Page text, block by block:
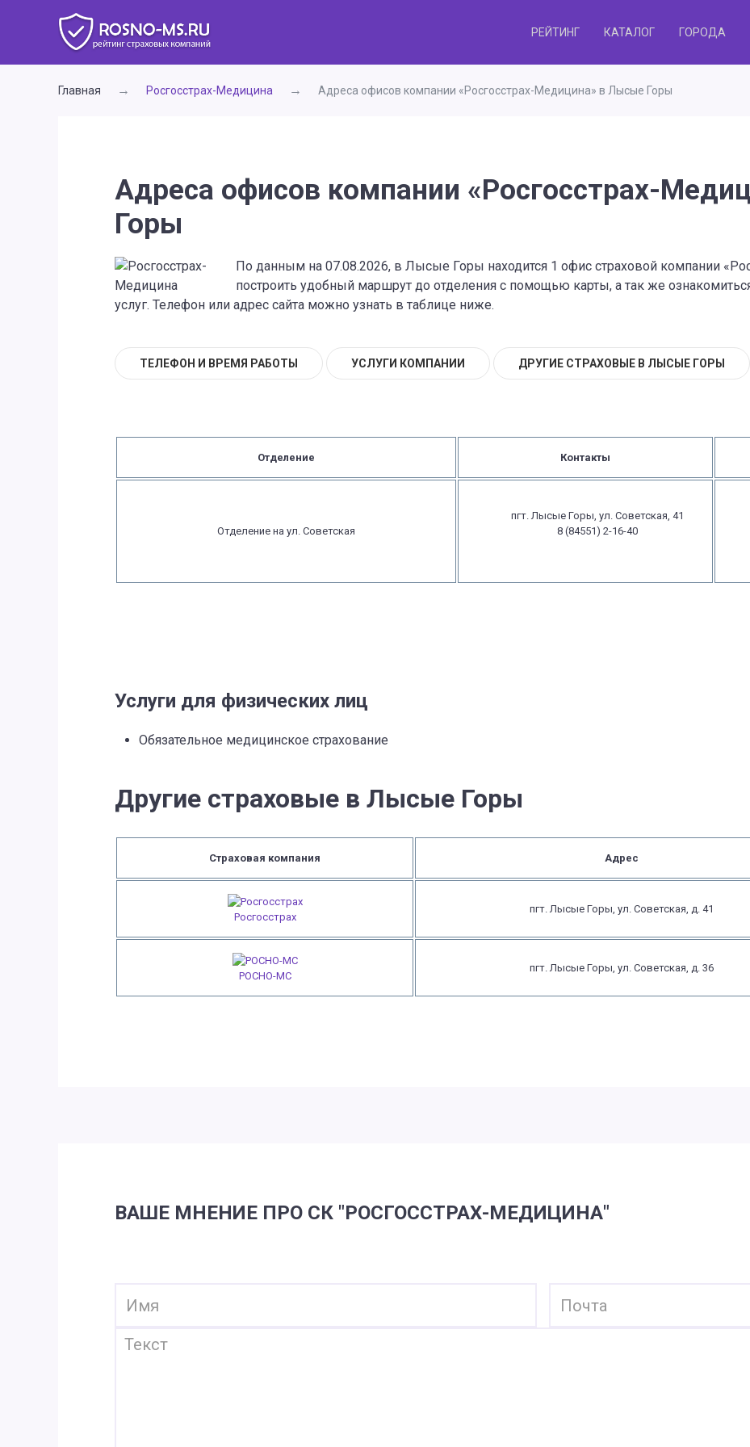
РЕЙТИНГ КАТАЛОГ ГОРОДА
Главная Росгосстрах-Медицина Адреса офисов компании «Росгосстрах-Медицина» в Лысые Горы
Адреса офисов компании «Росгосстрах-
Горы
По данным на 07.08.2026, в Лысые Горы находится 1 офис страховой компании
построить удобный маршрут до отделения с помощью карты, а так же
услуг. Телефон или адрес сайта можно узнать в таблице ниже.
ТЕЛЕФОН И ВРЕМЯ РАБОТЫ УСЛУГИ КОМПАНИИ ДРУГИЕ СТРАХОВЫЕ В ЛЫСЫЕ ГОРЫ
Отделение Контакты
Отделение на ул. Советская
пгт. Лысые Горы, ул. Советская, 41
8 (84551) 2-16-40
Услуги для физических лиц
Обязательное медицинское страхование
Другие страховые в Лысые Горы
Страховая компания Адрес
Росгосстрах
пгт. Лысые Горы, ул. Советская, д. 41
РОСНО-МС
пгт. Лысые Горы, ул. Советская, д. 36
ВАШЕ МНЕНИЕ ПРО СК "РОСГОССТРАХ-МЕДИЦИНА"